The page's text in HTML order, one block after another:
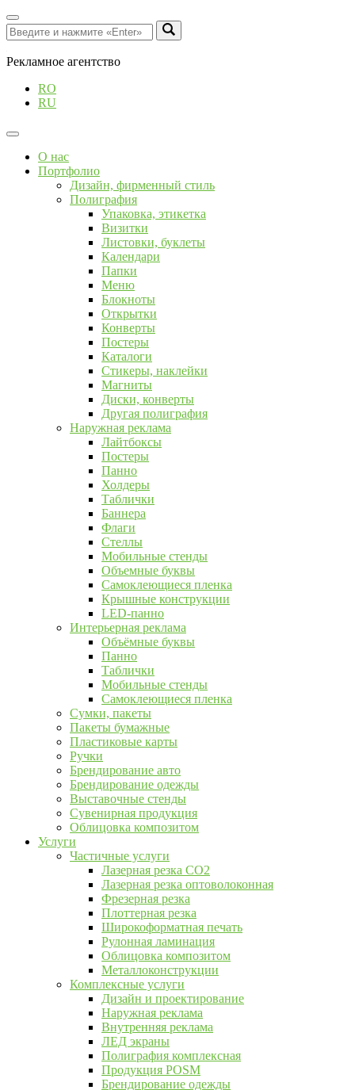
Рекламное агентство
RO
RU
О нас
Портфолио
Дизайн, фирменный стиль
Полиграфия
Упаковка, этикетка
Визитки
Листовки, буклеты
Календари
Папки
Меню
Блокноты
Открытки
Конверты
Постеры
Каталоги
Стикеры, наклейки
Магниты
Диски, конверты
Другая полиграфия
Наружная реклама
Лайтбоксы
Постеры
Панно
Холдеры
Таблички
Баннера
Флаги
Стеллы
Мобильные стенды
Объемные буквы
Самоклеющиеся пленка
Крышные конструкции
LED-панно
Интерьерная реклама
Объёмные буквы
Панно
Таблички
Мобильные стенды
Самоклеющиеся пленка
Сумки, пакеты
Пакеты бумажные
Пластиковые карты
Ручки
Брендирование авто
Брендирование одежды
Выставочные стенды
Сувенирная продукция
Облицовка композитом
Услуги
Частичные услуги
Лазерная резка CO2
Лазерная резка оптоволоконная
Фрезерная резка
Плоттерная резка
Широкоформатная печать
Рулонная ламинация
Облицовка композитом
Металлоконструкции
Комплексные услуги
Дизайн и проектирование
Наружная реклама
Внутренняя реклама
ЛЕД экраны
Полиграфия комплексная
Продукция POSM
Брендирование одежды